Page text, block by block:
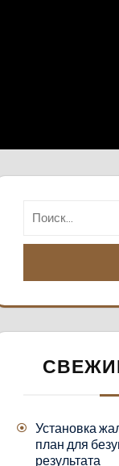
Установка
план для
результата